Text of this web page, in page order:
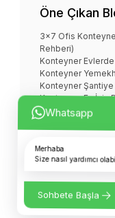
Öne Çıkan
3x7 Ofis
Rehberi)
Konteyner
Konteyner
Konteyner Şantiye
Konteyner Ev İçin
NOVA
© Tüm Hakları
Whatsapp
Merhaba
Size nasıl yardımcı
Sohbete Başla